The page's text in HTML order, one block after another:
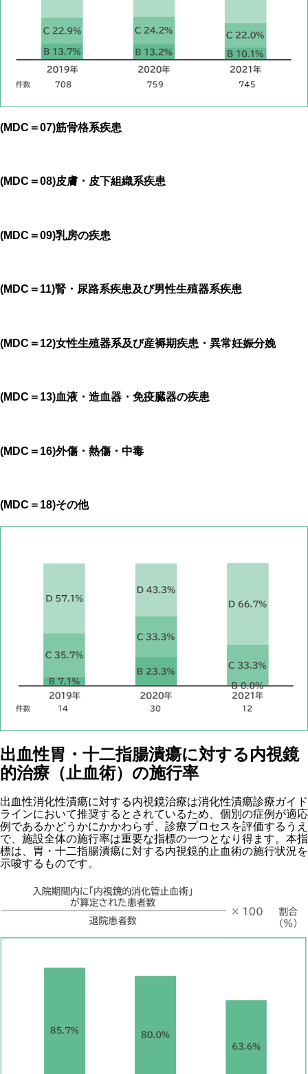
(MDC＝07)筋骨格系疾患
(MDC＝08)皮膚・皮下組織系疾患
(MDC＝09)乳房の疾患
(MDC＝11)腎・尿路系疾患及び男性生殖器系疾患
(MDC＝12)女性生殖器系及び産褥期疾患・異常妊娠分娩
(MDC＝13)血液・造血器・免疫臓器の疾患
(MDC＝16)外傷・熱傷・中毒
(MDC＝18)その他
出血性胃・十二指腸潰瘍に対する内視鏡
的治療（止血術）の施行率
出血性消化性潰瘍に対する内視鏡治療は消化性潰瘍診療ガイド
ラインにおいて推奨するとされているため、個別の症例が適応
例であるかどうかにかかわらず、診療プロセスを評価するうえ
で、施設全体の施行率は重要な指標の一つとなり得ます。本指
標は、胃・十二指腸潰瘍に対する内視鏡的止血術の施行状況を
示唆するものです。